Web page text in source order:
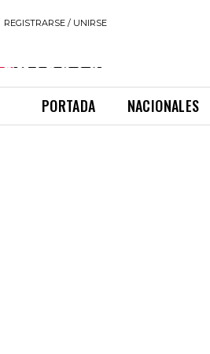
REGISTRARSE / UNIRSE
PORTADA NACIONALES